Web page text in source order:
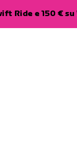
Ride e 150 €